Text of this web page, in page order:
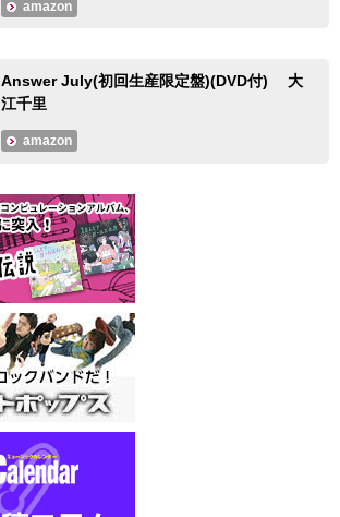
amazon
Answer July(初回生産限定盤)(DVD付) 大
江千里
amazon